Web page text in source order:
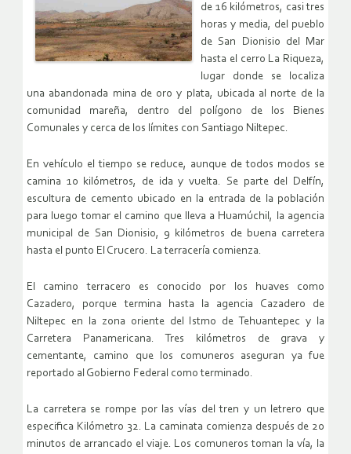
de 16 kilómetros, casi tres
horas y media, del pueblo
de San Dionisio del Mar
hasta el cerro La Riqueza,
lugar donde se localiza
una abandonada mina de oro y plata, ubicada al norte de la
comunidad mareña, dentro del polígono de los Bienes
Comunales y cerca de los límites con Santiago Niltepec.
En vehículo el tiempo se reduce, aunque de todos modos se
camina 10 kilómetros, de ida y vuelta. Se parte del Delfín,
escultura de cemento ubicado en la entrada de la población
para luego tomar el camino que lleva a Huamúchil, la agencia
municipal de San Dionisio, 9 kilómetros de buena carretera
hasta el punto El Crucero. La terracería comienza.
El camino terracero es conocido por los huaves como
Cazadero, porque termina hasta la agencia Cazadero de
Niltepec en la zona oriente del Istmo de Tehuantepec y la
Carretera Panamericana. Tres kilómetros de grava y
cementante, camino que los comuneros aseguran ya fue
reportado al Gobierno Federal como terminado.
La carretera se rompe por las vías del tren y un letrero que
especifica Kilómetro 32. La caminata comienza después de 20
minutos de arrancado el viaje. Los comuneros toman la vía, la